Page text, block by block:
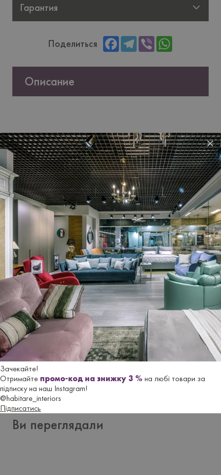
Зачекайте!
Отримайте промо-код на знижку 3 % на любі товари за
підписку на наш Instagram!
@habitare_interiors
Підписатись
×
Гарантия
Поделиться FacebookTelegram
Viber
Описание
Характеристики
Бренд FAMA SOFAS
виробник
Iспанiя
Отзывы
Еще не добавлено ни одного отзыва. Будьте первым, кто
это сделает.
Ви переглядали